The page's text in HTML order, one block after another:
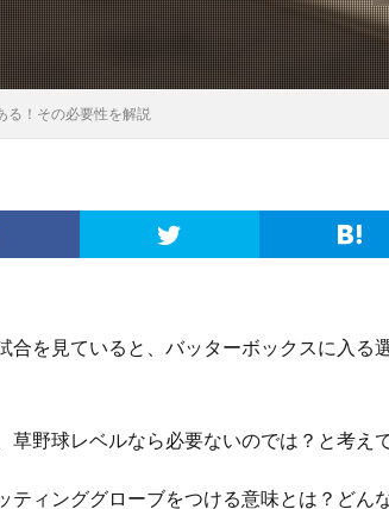
る！その必要性を解説
合を見ていると、バッターボックスに入る
草野球レベルなら必要ないのでは？と考え
ティンググローブをつける意味とは？どん